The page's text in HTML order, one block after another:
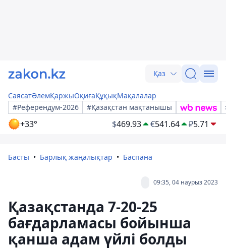
Қаз
СаясатӘлемҚаржыОқиғаҚұқықМақалалар
#Референдум-2026
#Қазақстан мақтанышы
+33° $469.93 €541.64 ₽5.71
Басты Барлық жаңалықтар Баспана
09:35, 04 наурыз 2023
Қазақстанда 7-20-25
бағдарламасы бойынша
қанша адам үйлі болды